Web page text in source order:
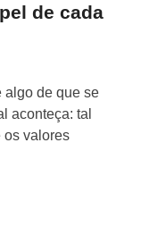
de cada
algo de que se
aconteça: tal
os valores